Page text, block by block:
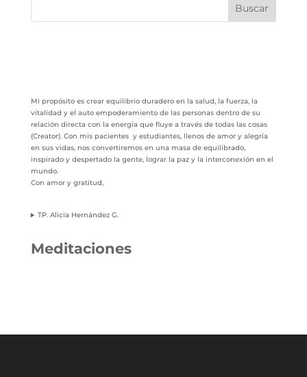
Buscar
Mi propósito es crear equilibrio duradero en la salud, la fuerza, la
vitalidad y el auto empoderamiento de las personas dentro de su
relación directa con la energía que fluye a través de todas las cosas
(Creator). Con mis pacientes y estudiantes, llenos de amor y alegría
en sus vidas, nos convertiremos en una masa de equilibrado,
inspirado y despertado la gente, lograr la paz y la interconexión en el
mundo.
Con amor y gratitud,
TP. Alicia Hernández G.
Meditaciones